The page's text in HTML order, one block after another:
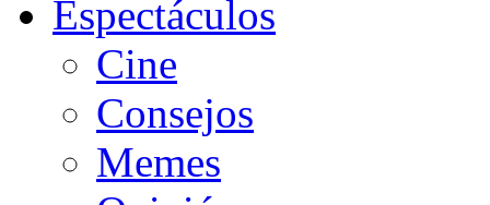
Espectáculos
Cine
Consejos
Memes